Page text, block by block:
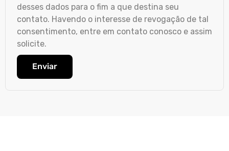
desses dados para o fim a que destina seu
contato. Havendo o interesse de revogação de tal
consentimento, entre em contato conosco e assim
solicite.
Enviar